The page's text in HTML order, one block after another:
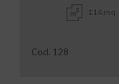
114 mq
Cod. 128